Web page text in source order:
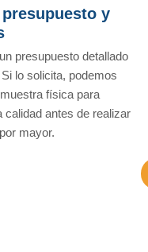
y
presupuesto detallado
lo solicita, podemos
física para
calidad antes de realizar
mayor.